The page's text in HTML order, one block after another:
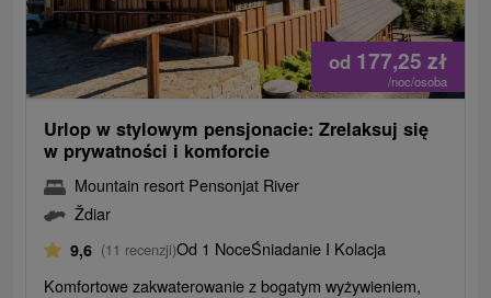
od 177,25 zł
/noc/osoba
Urlop w stylowym pensjonacie: Zrelaksuj się
w prywatności i komforcie
Mountain resort Pensonjat River
Ždiar
9,6 (11 recenzji)Od 1 NoceŚniadanie I Kolacja
Komfortowe zakwaterowanie z bogatym wyżywieniem,